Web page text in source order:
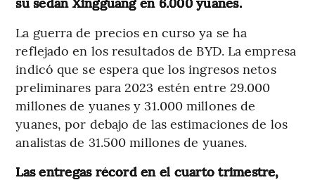
La guerra de precios en curso ya se ha
reflejado en los resultados de BYD. La empresa
indicó que se espera que los ingresos netos
preliminares para 2023 estén entre 29.000
millones de yuanes y 31.000 millones de
yuanes, por debajo de las estimaciones de los
analistas de 31.500 millones de yuanes.
Las entregas récord en el cuarto trimestre,